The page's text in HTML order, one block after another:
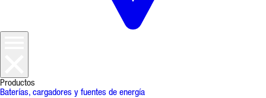
Productos
Baterías, cargadores y fuentes de energía